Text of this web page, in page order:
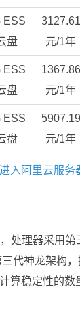
ESS
盘
3127.61
元/1年
ESS
盘
1367.86
元/1年
ESS
盘
5907.19
元/1年
入阿里云服务
处理器采用
代神龙架构
算稳定性的